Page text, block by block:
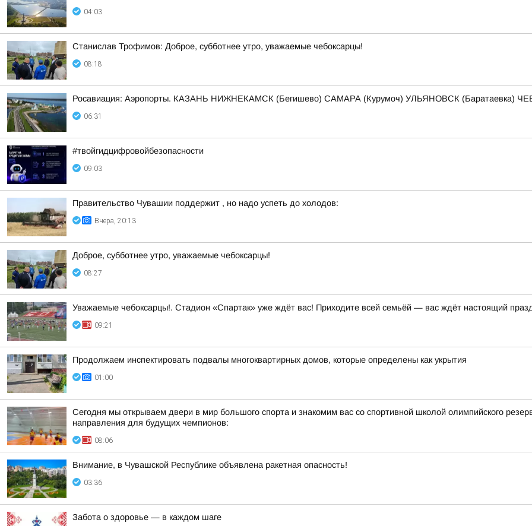
04:03
Станислав Трофимов: Доброе, субботнее утро, уважаемые чебоксарцы!
08:18
Росавиация: Аэропорты. КАЗАНЬ НИЖНЕКАМСК (Бегишево) САМАРА (Курумоч) УЛЬЯНОВСК (Баратаевка)
06:31
#твойгидцифровойбезопасности
09:03
Правительство Чувашии поддержит , но надо успеть до холодов:
Вчера, 20:13
Доброе, субботнее утро, уважаемые чебоксарцы!
08:27
Уважаемые чебоксарцы!. Стадион «Спартак» уже ждёт вас! Приходите всей семьёй — вас ждёт настоящий
09:21
Продолжаем инспектировать подвалы многоквартирных домов, которые определены как укрытия
01:00
Сегодня мы открываем двери в мир большого спорта и знакомим вас со спортивной школой олимпийского
направления для будущих чемпионов:
08:06
Внимание, в Чувашской Республике объявлена ракетная опасность!
03:36
Забота о здоровье — в каждом шаге